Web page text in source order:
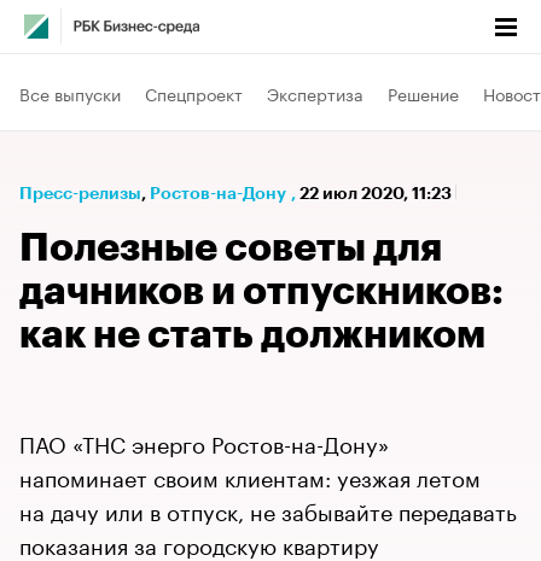
Все выпуски Спецпроект Экспертиза Решение
Пресс-релизы⁠, Ростов-на-Дону , 22 июл 2020, 11:23
Полезные советы для
дачников и отпускников:
как не стать должником
ПАО «ТНС энерго Ростов-на-Дону»
напоминает своим клиентам: уезжая летом
на дачу или в отпуск, не забывайте передавать
показания за городскую квартиру